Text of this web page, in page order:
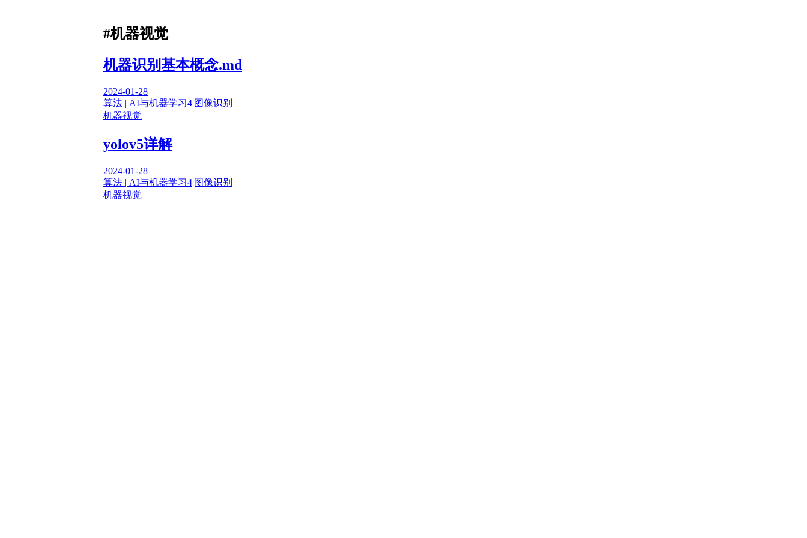
#机器视觉
机器识别基本概念.md
2024-01-28
算法 | AI与机器学习4|图像识别
机器视觉
yolov5详解
2024-01-28
算法 | AI与机器学习4|图像识别
机器视觉